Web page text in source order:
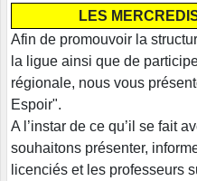
LES
Afin de promouvoir la
la ligue ainsi que de
régionale, nous vous
Espoir".
A l’instar de ce qu’il se fait
souhaitons présenter,
licenciés et les professeurs